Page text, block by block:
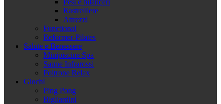
Pesi e bilanceri
Rastrelliere
Attrezzi
Functional
Reformer-Pilates
Salute e Benessere
Minipiscine Spa
Saune Infrarossi
Poltrone Relax
Giochi
Ping Pong
Bigliardini